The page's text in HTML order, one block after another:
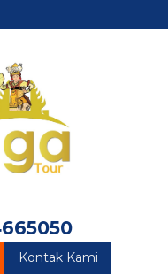
Kontak Kami